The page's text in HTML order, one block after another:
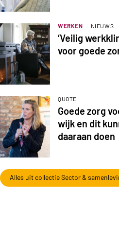
WERKEN NIEUWS
‘Veilig
voor goede
QUOTE
Goede zorg
wijk en dit
daaraan doen
Alles uit collectie Sector &